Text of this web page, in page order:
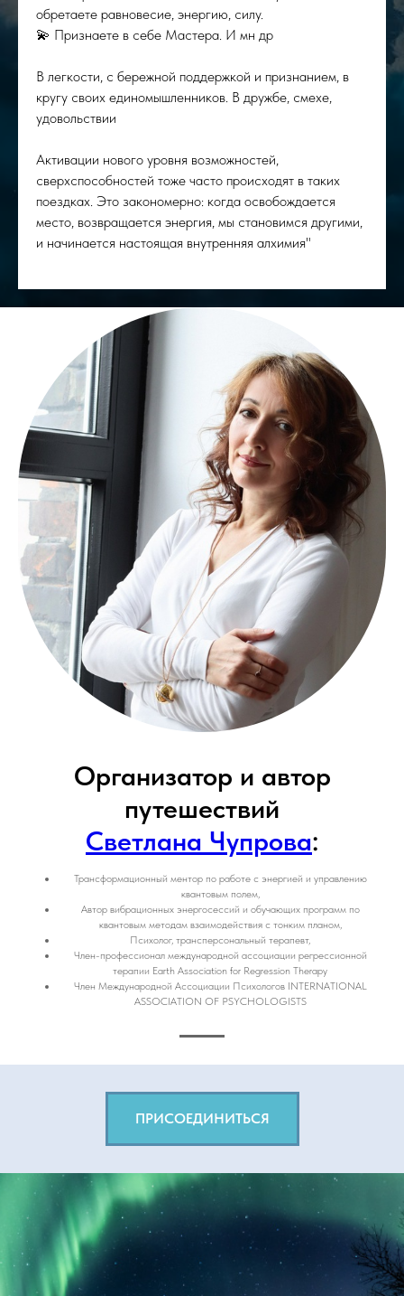
обретаете равновесие, энергию, силу.
💫 Признаете в себе Мастера. И мн др
В легкости, с бережной поддержкой и признанием, в
кругу своих единомышленников. В дружбе, смехе,
удовольствии
Активации нового уровня возможностей,
сверхспособностей тоже часто происходят в таких
поездках. Это закономерно: когда освобождается
место, возвращается энергия, мы становимся другими,
и начинается настоящая внутренняя алхимия"
Организатор и автор
путешествий
Светлана Чупрова:
Трансформационный ментор по работе с энергией и управлению
квантовым полем,
Автор вибрационных энергосессий и обучающих программ по
квантовым методам взаимодействия с тонким планом,
Психолог, трансперсональный терапевт,
Член-профессионал международной ассоциации регрессионной
терапии Earth Association for Regression Therapy
Член Международной Ассоциации Психологов INTERNATIONAL
ASSOCIATION OF PSYCHOLOGISTS
ПРИСОЕДИНИТЬСЯ